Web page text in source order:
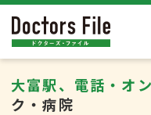
大富駅、電話・オ
ク・病院